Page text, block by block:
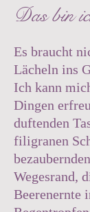
Das bin
Es braucht
Lächeln ins
Ich kann
Dingen
duftenden
filigranen
Wegesrand,
Beerenernte